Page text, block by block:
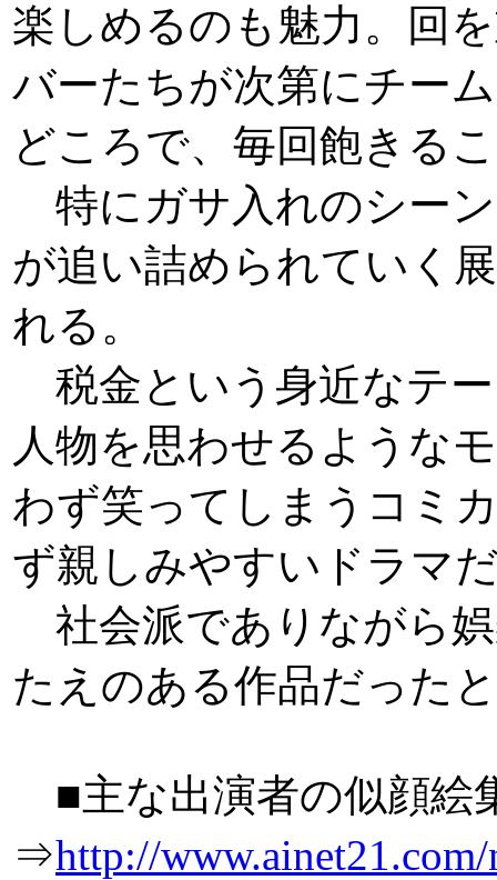
楽しめるのも魅力。回
バーたちが次第にチー
どころで、毎回飽きる
特にガサ入れのシー
が追い詰められていく
れる。
税金という身近なテ
人物を思わせるような
わず笑ってしまうコミ
ず親しみやすいドラマ
社会派でありながら
たえのある作品だった
■主な出演者の似顔絵
⇒http://